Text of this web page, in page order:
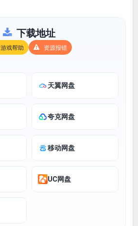
下载地址
游戏帮助 资源报错
天翼网盘
夸克网盘
移动网盘
UC网盘